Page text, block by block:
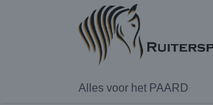
Alles voor het PAARD